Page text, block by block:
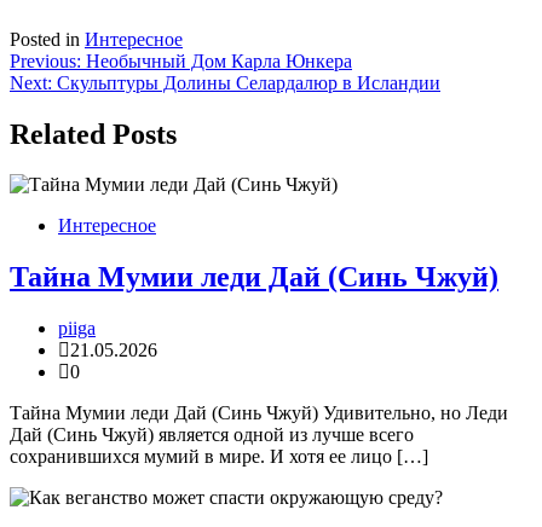
Posted in Интересное
Навигация
по
записям
Previous: Необычный Дом Карла Юнкера
Next: Скульптуры Долины Селардалюр в Исландии
Related Posts
Интересное
Тайна Мумии леди Дай (Синь Чжуй)
piiga
21.05.2026
0
Тайна Мумии леди Дай (Синь Чжуй) Удивительно, но Леди
Дай (Синь Чжуй) является одной из лучше всего
сохранившихся мумий в мире. И хотя ее лицо […]